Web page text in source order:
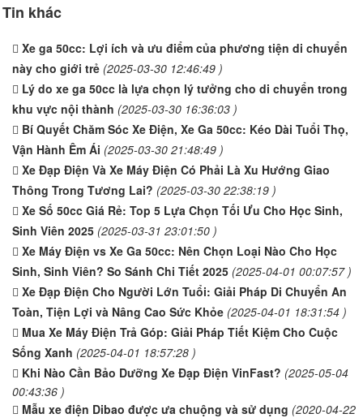
Tin khác
Xe ga 50cc: Lợi ích và ưu điểm của phương tiện di chuyển
này cho giới trẻ (2025-03-30 12:46:49 )
Lý do xe ga 50cc là lựa chọn lý tưởng cho di chuyển trong
khu vực nội thành (2025-03-30 16:36:03 )
Bí Quyết Chăm Sóc Xe Điện, Xe Ga 50cc: Kéo Dài Tuổi Thọ,
Vận Hành Êm Ái (2025-03-30 21:48:49 )
Xe Đạp Điện Và Xe Máy Điện Có Phải Là Xu Hướng Giao
Thông Trong Tương Lai? (2025-03-30 22:38:19 )
Xe Số 50cc Giá Rẻ: Top 5 Lựa Chọn Tối Ưu Cho Học Sinh,
Sinh Viên 2025 (2025-03-31 23:01:50 )
Xe Máy Điện vs Xe Ga 50cc: Nên Chọn Loại Nào Cho Học
Sinh, Sinh Viên? So Sánh Chi Tiết 2025 (2025-04-01 00:07:57 )
Xe Đạp Điện Cho Người Lớn Tuổi: Giải Pháp Di Chuyển An
Toàn, Tiện Lợi và Nâng Cao Sức Khỏe (2025-04-01 18:31:54 )
Mua Xe Máy Điện Trả Góp: Giải Pháp Tiết Kiệm Cho Cuộc
Sống Xanh (2025-04-01 18:57:28 )
Khi Nào Cần Bảo Dưỡng Xe Đạp Điện VinFast? (2025-05-04
00:43:36 )
Mẫu xe điện Dibao được ưa chuộng và sử dụng (2020-04-22